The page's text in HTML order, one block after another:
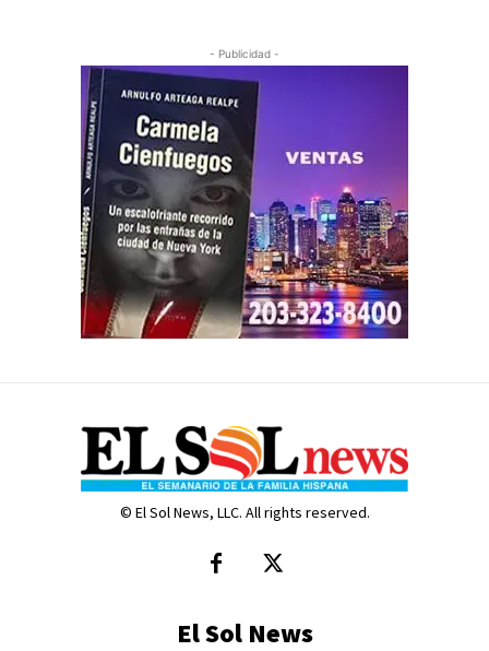
- Publicidad -
© El Sol News, LLC. All rights reserved.
El Sol News